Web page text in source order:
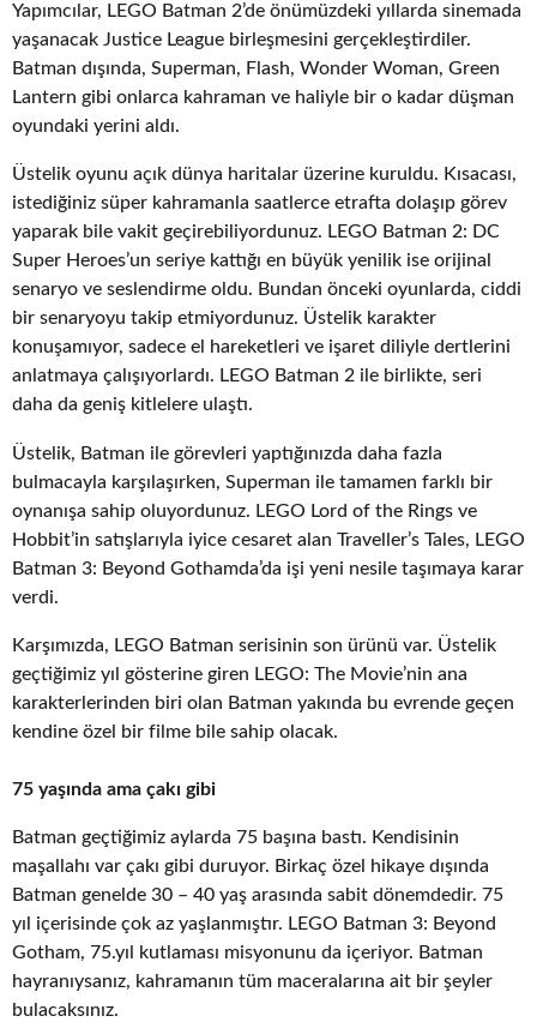
Yapımcılar, LEGO Batman 2’de önümüzdeki yıllarda sinemada
yaşanacak Justice League birleşmesini gerçekleştirdiler.
Batman dışında, Superman, Flash, Wonder Woman, Green
Lantern gibi onlarca kahraman ve haliyle bir o kadar düşman
oyundaki yerini aldı.
Üstelik oyunu açık dünya haritalar üzerine kuruldu. Kısacası,
istediğiniz süper kahramanla saatlerce etrafta dolaşıp görev
yaparak bile vakit geçirebiliyordunuz. LEGO Batman 2: DC
Super Heroes’un seriye kattığı en büyük yenilik ise orijinal
senaryo ve seslendirme oldu. Bundan önceki oyunlarda, ciddi
bir senaryoyu takip etmiyordunuz. Üstelik karakter
konuşamıyor, sadece el hareketleri ve işaret diliyle dertlerini
anlatmaya çalışıyorlardı. LEGO Batman 2 ile birlikte, seri
daha da geniş kitlelere ulaştı.
Üstelik, Batman ile görevleri yaptığınızda daha fazla
bulmacayla karşılaşırken, Superman ile tamamen farklı bir
oynanışa sahip oluyordunuz. LEGO Lord of the Rings ve
Hobbit’in satışlarıyla iyice cesaret alan Traveller’s Tales, LEGO
Batman 3: Beyond Gothamda’da işi yeni nesile taşımaya karar
verdi.
Karşımızda, LEGO Batman serisinin son ürünü var. Üstelik
geçtiğimiz yıl gösterine giren LEGO: The Movie’nin ana
karakterlerinden biri olan Batman yakında bu evrende geçen
kendine özel bir filme bile sahip olacak.
75 yaşında ama çakı gibi
Batman geçtiğimiz aylarda 75 başına bastı. Kendisinin
maşallahı var çakı gibi duruyor. Birkaç özel hikaye dışında
Batman genelde 30 – 40 yaş arasında sabit dönemdedir. 75
yıl içerisinde çok az yaşlanmıştır. LEGO Batman 3: Beyond
Gotham, 75.yıl kutlaması misyonunu da içeriyor. Batman
hayranıysanız, kahramanın tüm maceralarına ait bir şeyler
bulacaksınız.